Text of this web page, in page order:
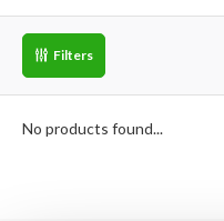
Filters
No products found...